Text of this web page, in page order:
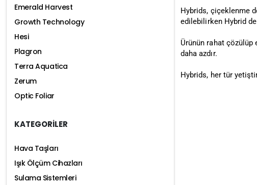
Hybrids, çiçeklenme
edilebilirken Hybrid
Ürünün rahat
daha azdır.
Hybrids, her tür
Emerald Harvest
Growth Technology
Hesi
Plagron
Terra Aquatica
Zerum
Optic Foliar
KATEGORİLER
Hava Taşları
Işık Ölçüm Cihazları
Sulama Sistemleri